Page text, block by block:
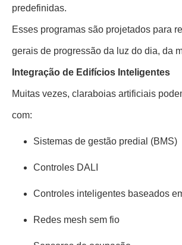
predefinidas.
Esses programas são projetados para
gerais de progressão da luz do dia, da
Integração de Edifícios Inteligentes
Muitas vezes, claraboias artificiais
com:
Sistemas de gestão predial (BMS)
Controles DALI
Controles inteligentes baseados
Redes mesh sem fio